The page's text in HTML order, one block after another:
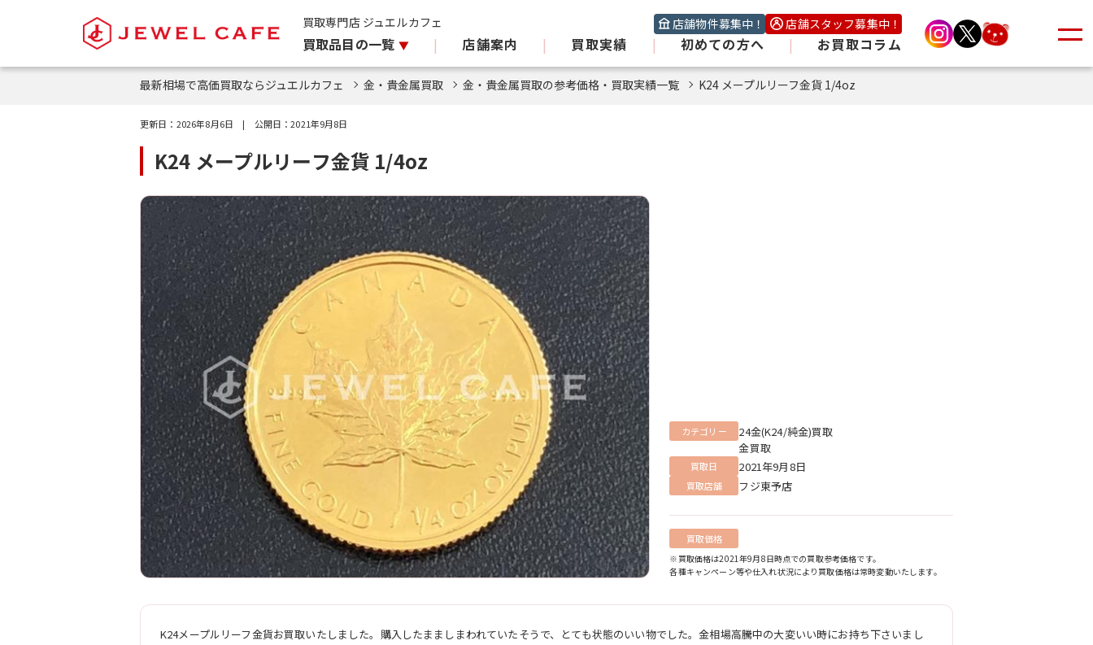
買取専門店 ジュエルカフェ 店舗物件募集中！ 店舗スタッフ募集中！
買取品目の一覧 | 店舗案内 | 買取実績 | 初めての方へ | お買取コラム
最新相場で高価買取ならジュエルカフェ 金・貴金属買取 金・貴金属買取の参考価格・買取実績一覧 K24 メープルリーフ金貨 1/4oz
更新日： 2026年8月6日 | 公開日：2021年9月8日
K24 メープルリーフ金貨 1/4oz
カテゴリー
24金(K24/純金)買取
金買取
買取日 2021年9月8日
買取店舗 フジ東予店
買取価格
※買取価格は2021年9月8日時点での買取参考価格です。
各種キャンペーン等や仕入れ状況により買取価格は常時変動いたします。
K24メープルリーフ金貨お買取いたしました。購入したまましまわれていたそうで、とても状態のいい物でした。金相場高騰中の大変いい時にお持ち下さいまし